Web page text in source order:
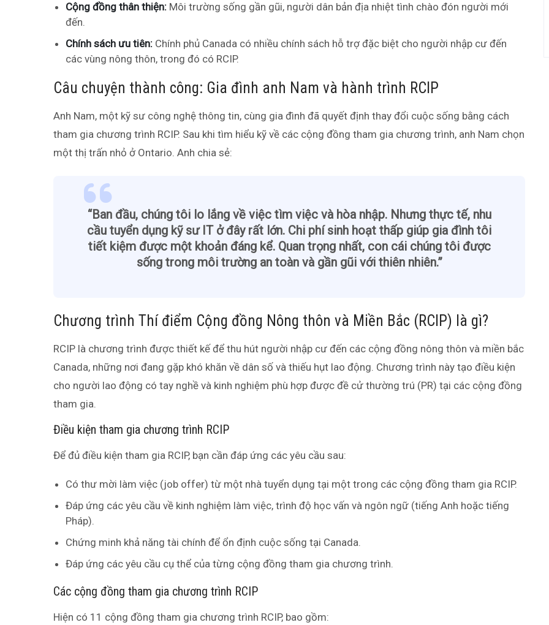
Cộng đồng thân thiện: Môi trường sống gần gũi, người dân bản địa nhiệt tình chào đón người mới
đến.
Chính sách ưu tiên: Chính phủ Canada có nhiều chính sách hỗ trợ đặc biệt cho người nhập cư đến
các vùng nông thôn, trong đó có RCIP.
Câu chuyện thành công: Gia đình anh Nam và hành trình RCIP
Anh Nam, một kỹ sư công nghệ thông tin, cùng gia đình đã quyết định thay đổi cuộc sống bằng cách
tham gia chương trình RCIP. Sau khi tìm hiểu kỹ về các cộng đồng tham gia chương trình, anh Nam chọn
một thị trấn nhỏ ở Ontario. Anh chia sẻ:
“Ban đầu, chúng tôi lo lắng về việc tìm việc và hòa nhập. Nhưng thực tế, nhu
cầu tuyển dụng kỹ sư IT ở đây rất lớn. Chi phí sinh hoạt thấp giúp gia đình tôi
tiết kiệm được một khoản đáng kể. Quan trọng nhất, con cái chúng tôi được
sống trong môi trường an toàn và gần gũi với thiên nhiên.”
Chương trình Thí điểm Cộng đồng Nông thôn và Miền Bắc (RCIP) là gì?
RCIP là chương trình được thiết kế để thu hút người nhập cư đến các cộng đồng nông thôn và miền bắc
Canada, những nơi đang gặp khó khăn về dân số và thiếu hụt lao động. Chương trình này tạo điều kiện
cho người lao động có tay nghề và kinh nghiệm phù hợp được đề cử thường trú (PR) tại các cộng đồng
tham gia.
Điều kiện tham gia chương trình RCIP
Để đủ điều kiện tham gia RCIP, bạn cần đáp ứng các yêu cầu sau:
Có thư mời làm việc (job offer) từ một nhà tuyển dụng tại một trong các cộng đồng tham gia RCIP.
Đáp ứng các yêu cầu về kinh nghiệm làm việc, trình độ học vấn và ngôn ngữ (tiếng Anh hoặc tiếng
Pháp).
Chứng minh khả năng tài chính để ổn định cuộc sống tại Canada.
Đáp ứng các yêu cầu cụ thể của từng cộng đồng tham gia chương trình.
Các cộng đồng tham gia chương trình RCIP
Hiện có 11 cộng đồng tham gia chương trình RCIP, bao gồm: